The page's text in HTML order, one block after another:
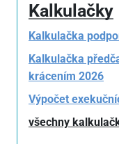
Kalkulačky
Kalkulačka
Kalkulačka
krácením 2026
Výpočet
všechny